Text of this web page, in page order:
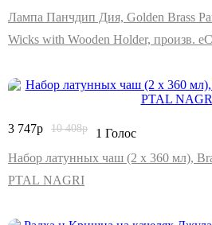
Лампа Панчдип Дия, Golden Brass
Wicks with Wooden Holder, произв.
3 747р 10 408р
1 Голос
Набор латунных чаш (2 x 360 мл),
PTAL NAGRI